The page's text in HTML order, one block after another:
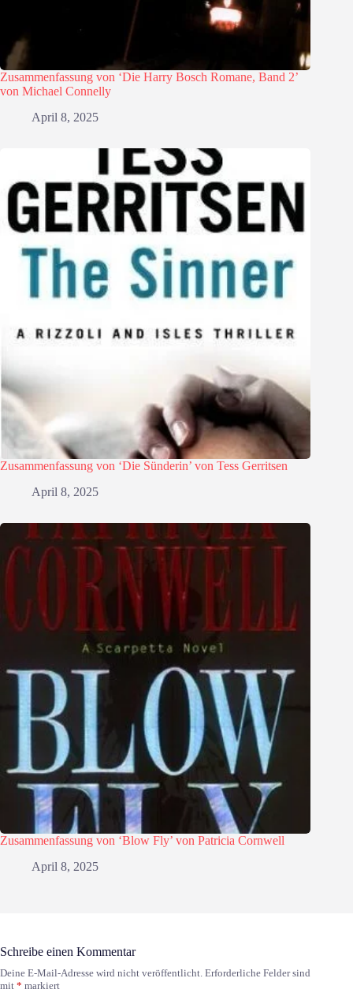
Zusammenfassung von ‘Die Harry Bosch Romane, Band 2’
von Michael Connelly
April 8, 2025
Zusammenfassung von ‘Die Sünderin’ von Tess Gerritsen
April 8, 2025
Zusammenfassung von ‘Blow Fly’ von Patricia Cornwell
April 8, 2025
Schreibe einen Kommentar
Deine E-Mail-Adresse wird nicht veröffentlicht. Erforderliche Felder sind
mit * markiert